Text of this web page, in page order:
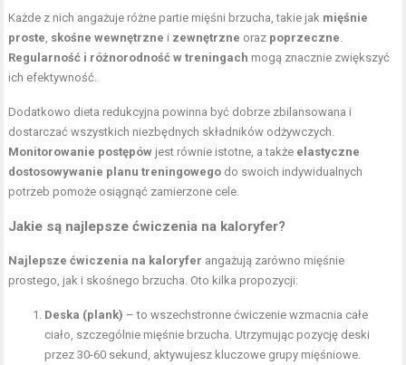
Każde z nich angażuje różne partie mięśni brzucha, takie jak mięśnie
proste, skośne wewnętrzne i zewnętrzne oraz poprzeczne.
Regularność i różnorodność w treningach mogą znacznie zwiększyć
ich efektywność.
Dodatkowo dieta redukcyjna powinna być dobrze zbilansowana i
dostarczać wszystkich niezbędnych składników odżywczych.
Monitorowanie postępów jest równie istotne, a także elastyczne
dostosowywanie planu treningowego do swoich indywidualnych
potrzeb pomoże osiągnąć zamierzone cele.
Jakie są najlepsze ćwiczenia na kaloryfer?
Najlepsze ćwiczenia na kaloryfer angażują zarówno mięśnie
prostego, jak i skośnego brzucha. Oto kilka propozycji:
Deska (plank) – to wszechstronne ćwiczenie wzmacnia całe
ciało, szczególnie mięśnie brzucha. Utrzymując pozycję deski
przez 30-60 sekund, aktywujesz kluczowe grupy mięśniowe.